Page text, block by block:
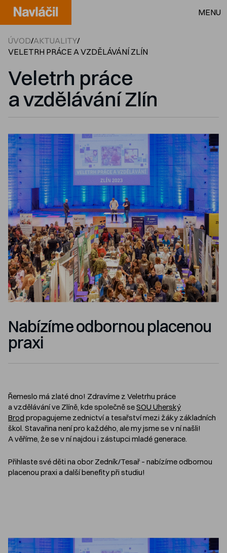
MENU
ÚVOD/AKTUALITY/
VELETRH PRÁCE A VZDĚLÁVÁNÍ ZLÍN
Veletrh práce
a vzdělávání Zlín
Nabízíme odbornou placenou
praxi
Řemeslo má zlaté dno! Zdravíme z Veletrhu práce
a vzdělávání ve Zlíně, kde společně seSOU Uherský
Brod propagujeme zednictví a tesařství mezi žáky základních
škol. Stavařina není pro každého, ale my jsme se v ní našli!
A věříme, že se v ní najdou i zástupci mladé generace.
Přihlaste své děti na obor Zedník/Tesař – nabízíme odbornou
placenou praxi a další benefity při studiu!